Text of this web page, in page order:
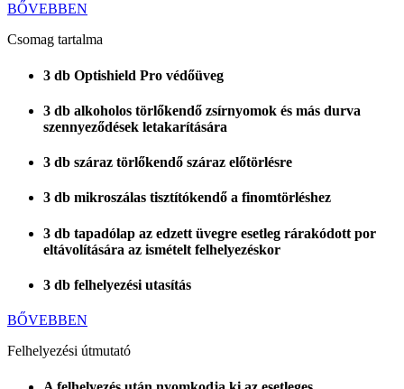
BŐVEBBEN
Csomag tartalma
3 db Optishield Pro védőüveg
3 db alkoholos törlőkendő zsírnyomok és más durva
szennyeződések letakarítására
3 db száraz törlőkendő száraz előtörlésre
3 db mikroszálas tisztítókendő a finomtörléshez
3 db tapadólap az edzett üvegre esetleg rárakódott por
eltávolítására az ismételt felhelyezéskor
3 db felhelyezési utasítás
BŐVEBBEN
Felhelyezési útmutató